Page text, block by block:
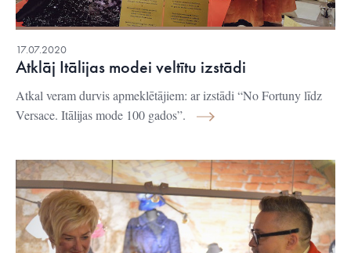
17.07.2020
Atklāj Itālijas modei veltītu izstādi
Atkal veram durvis apmeklētājiem: ar izstādi “No Fortuny līdz
Versace. Itālijas mode 100 gados”.